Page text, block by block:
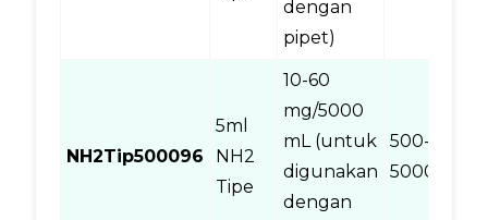
dengan
pipet)
NH2Tip500096
5ml
NH2
Tipe
10-60
mg/5000
mL (untuk
digunakan
dengan
500-
5000 ul